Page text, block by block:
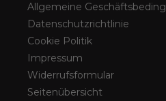
Allgemeine
Datenschutzrichtlinie
Cookie Politik
Impressum
Widerrufsformular
Seitenübersicht